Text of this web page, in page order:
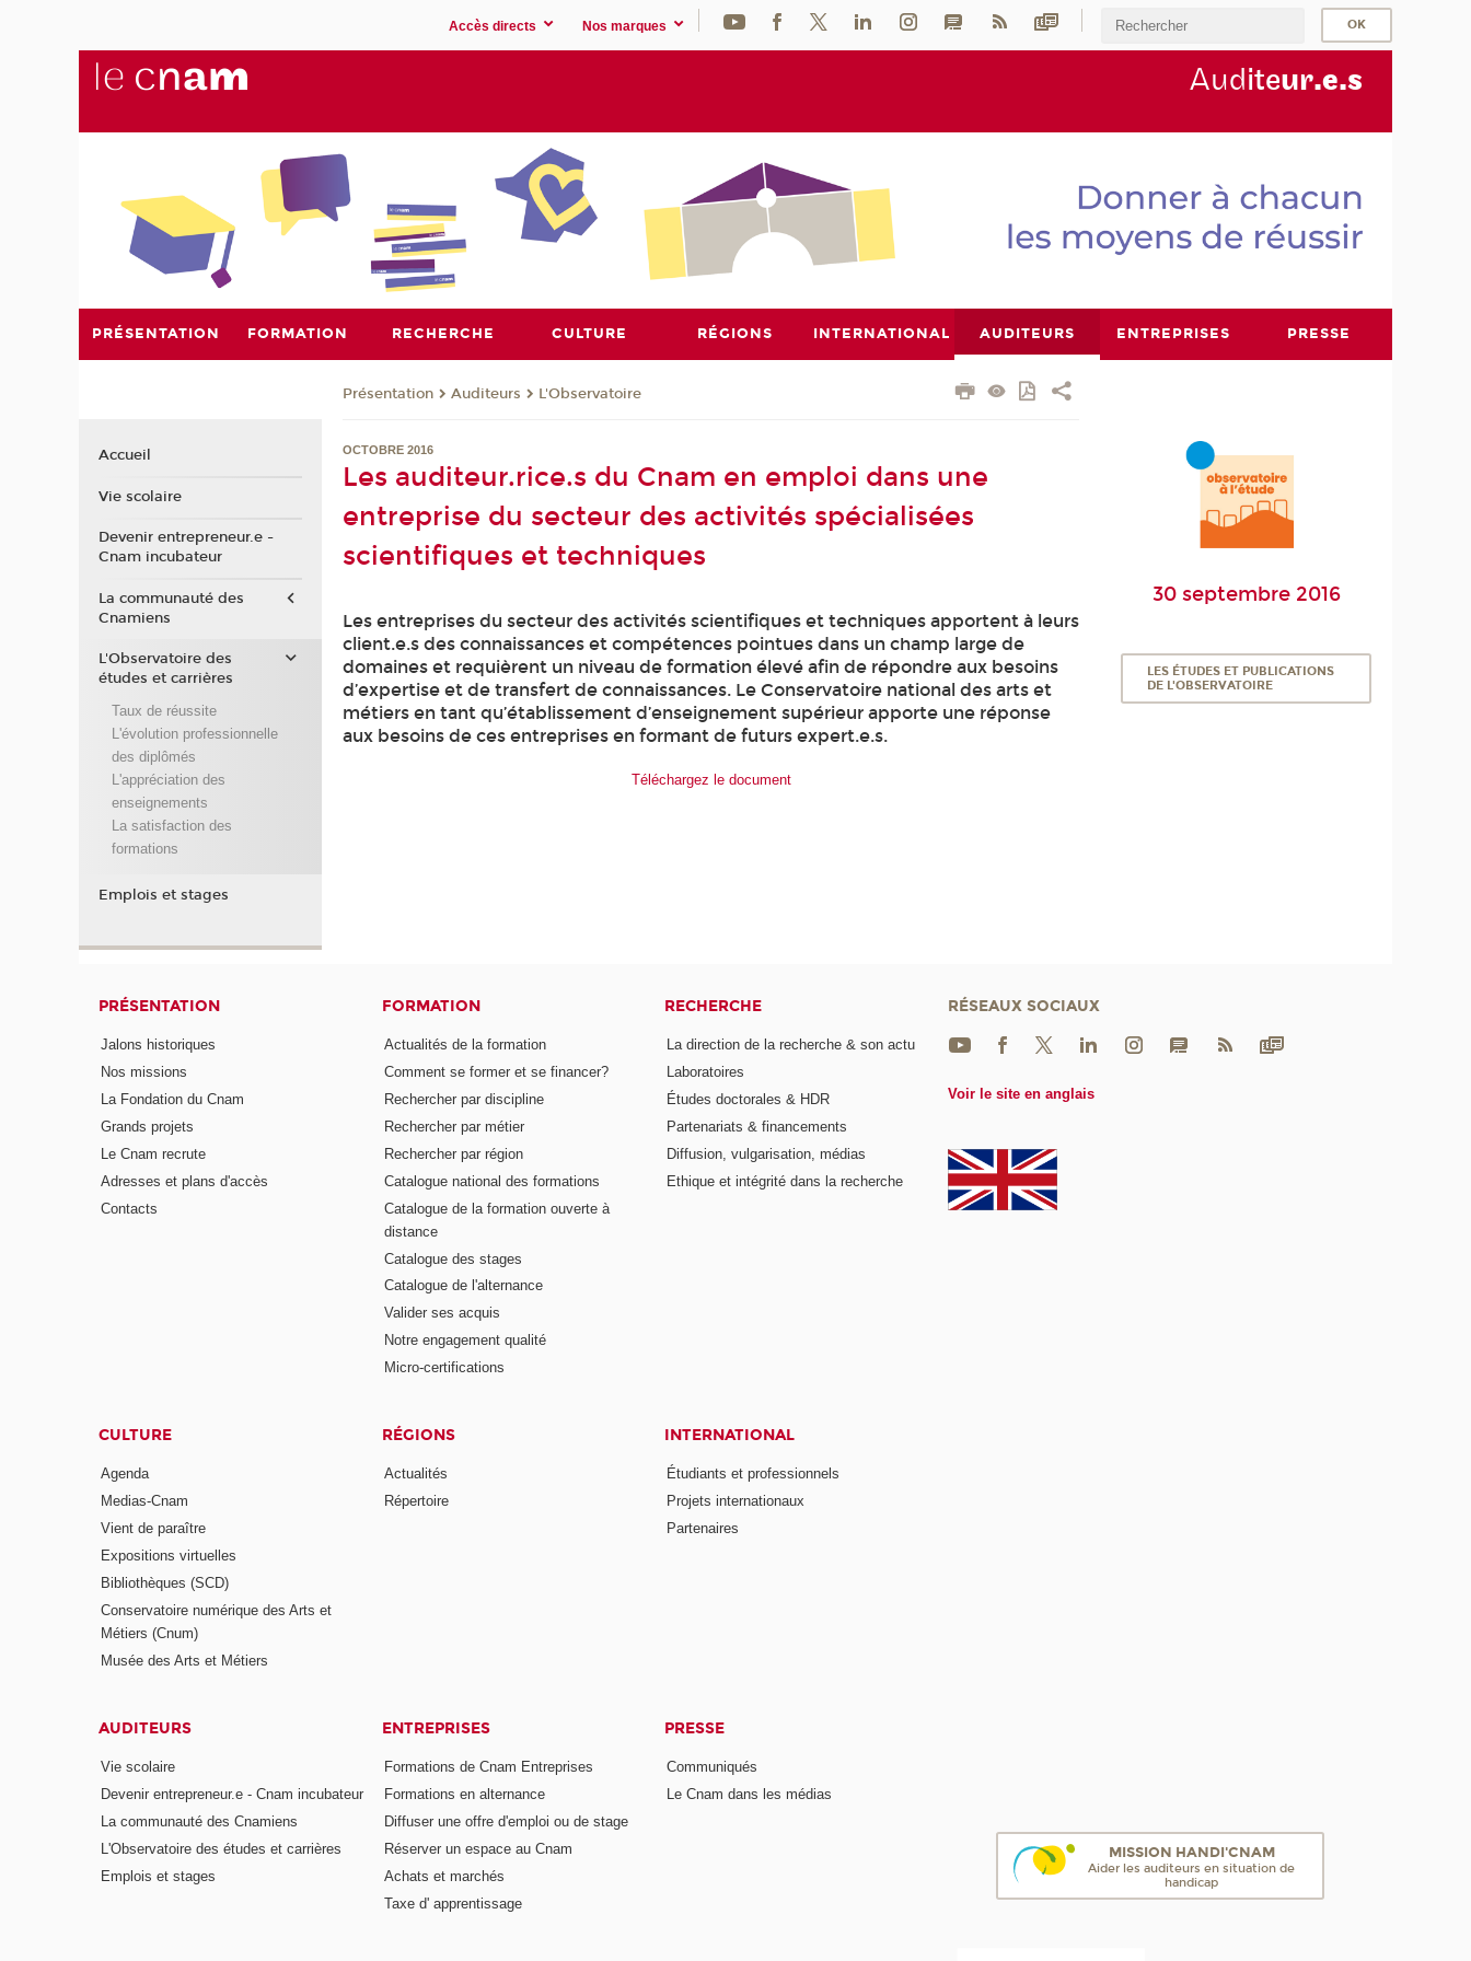
Accès directs Nos marques
Auditeur.e.s
PRÉSENTATION FORMATION RECHERCHE CULTURE RÉGIONS INTERNATIONAL AUDITEURS ENTREPRISES PRESSE
Présentation Auditeurs L'Observatoire
OCTOBRE 2016
Les auditeur.rice.s du Cnam en emploi dans une
entreprise du secteur des activités spécialisées
scientifiques et techniques
Les entreprises du secteur des activités scientifiques et techniques apportent à leurs
client.e.s des connaissances et compétences pointues dans un champ large de
domaines et requièrent un niveau de formation élevé afin de répondre aux besoins
d’expertise et de transfert de connaissances. Le Conservatoire national des arts et
métiers en tant qu’établissement d’enseignement supérieur apporte une réponse
aux besoins de ces entreprises en formant de futurs expert.e.s.
Téléchargez le document
30 septembre 2016
LES ÉTUDES ET PUBLICATIONS
DE L'OBSERVATOIRE
Accueil
Vie scolaire
Devenir entrepreneur.e -
Cnam incubateur
La communauté des
Cnamiens
L'Observatoire des
études et carrières
Taux de réussite
L'évolution professionnelle
des diplômés
L'appréciation des
enseignements
La satisfaction des
formations
Emplois et stages
PRÉSENTATION
Jalons historiques
Nos missions
La Fondation du Cnam
Grands projets
Le Cnam recrute
Adresses et plans d'accès
Contacts
FORMATION
Actualités de la formation
Comment se former et se financer?
Rechercher par discipline
Rechercher par métier
Rechercher par région
Catalogue national des formations
Catalogue de la formation ouverte à
distance
Catalogue des stages
Catalogue de l'alternance
Valider ses acquis
Notre engagement qualité
Micro-certifications
RECHERCHE
La direction de la recherche & son actu
Laboratoires
Études doctorales & HDR
Partenariats & financements
Diffusion, vulgarisation, médias
Ethique et intégrité dans la recherche
CULTURE
Agenda
Medias-Cnam
Vient de paraître
Expositions virtuelles
Bibliothèques (SCD)
Conservatoire numérique des Arts et
Métiers (Cnum)
Musée des Arts et Métiers
RÉGIONS
Actualités
Répertoire
INTERNATIONAL
Étudiants et professionnels
Projets internationaux
Partenaires
AUDITEURS
Vie scolaire
Devenir entrepreneur.e - Cnam incubateur
La communauté des Cnamiens
L'Observatoire des études et carrières
Emplois et stages
ENTREPRISES
Formations de Cnam Entreprises
Formations en alternance
Diffuser une offre d'emploi ou de stage
Réserver un espace au Cnam
Achats et marchés
Taxe d' apprentissage
PRESSE
Communiqués
Le Cnam dans les médias
RÉSEAUX SOCIAUX
Voir le site en anglais
MISSION HANDI'CNAM
Aider les auditeurs en situation de
handicap